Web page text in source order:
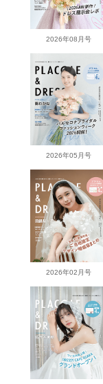
2026年08月号
2026年05月号
2026年02月号